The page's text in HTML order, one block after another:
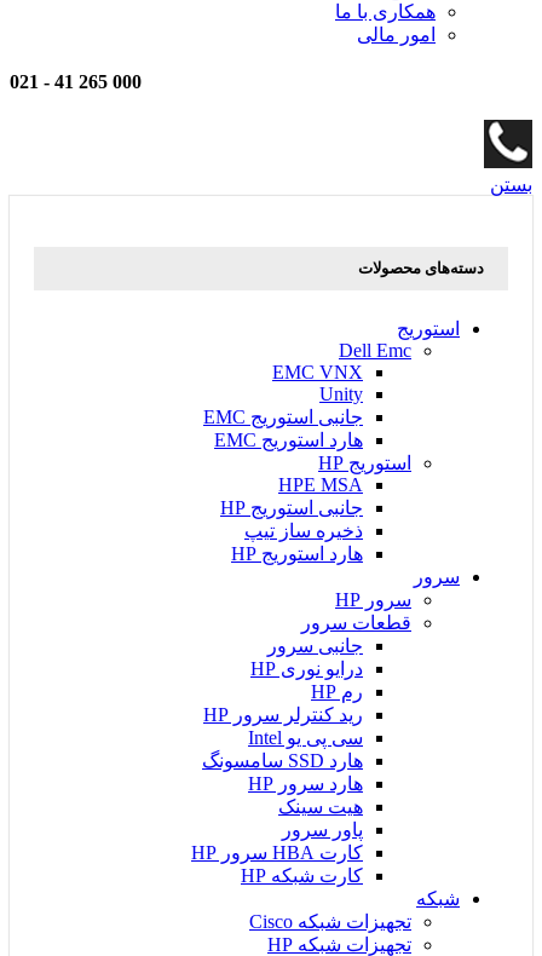
همکاری با ما
امور مالی
000 265 41
-
بستن
دسته‌های محصولات
استوریج
Dell Emc
EMC VNX
Unity
جانبی استوریج EMC
هارد استوریج EMC
استوریج HP
HPE MSA
جانبی استوریج HP
ذخیره ساز تیپ
هارد استوریج HP
سرور
سرور HP
قطعات سرور
جانبی سرور
درایو نوری HP
رم HP
رید کنترلر سرور HP
سی پی یو Intel
هارد SSD سامسونگ
هارد سرور HP
هیت سینک
پاور سرور
کارت HBA سرور HP
کارت شبکه HP
شبکه
تجهیزات شبکه Cisco
تجهیزات شبکه HP